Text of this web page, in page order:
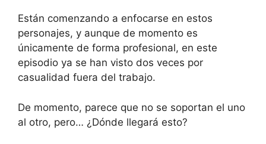
Están comenzando a enfocarse en estos
personajes, y aunque de momento es
únicamente de forma profesional, en este
episodio ya se han visto dos veces por
casualidad fuera del trabajo.
De momento, parece que no se soportan el uno
al otro, pero… ¿Dónde llegará esto?